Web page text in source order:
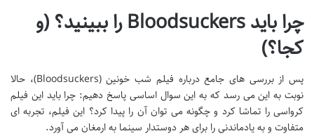
چرا باید Bloodsuckers را ببینید؟ (و
کجا؟)
پس از بررسی های جامع درباره فیلم شب خونین (Bloodsuckers)، حالا
نوبت به این می رسد که به این سوال اساسی پاسخ دهیم: چرا باید این فیلم
کرواسی را تماشا کرد و چگونه می توان آن را پیدا کرد؟ این فیلم، تجربه ای
متفاوت و به یادماندنی را برای هر دوستدار سینما به ارمغان می آورد.